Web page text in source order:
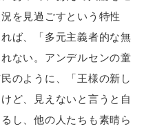
を見過ごすという特性
ば、「多元主義者的な無
ない。アンデルセンの童
のように、「王様の新し
ど、見えないと言うと自
し、他の人たちも素晴ら